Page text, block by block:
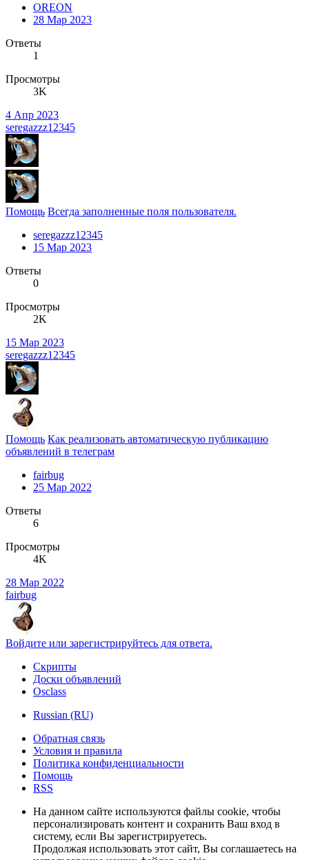
OREON
28 Мар 2023
Ответы
1
Просмотры
3K
4 Апр 2023
seregazzz12345
Помощь Всегда заполненные поля пользователя.
seregazzz12345
15 Мар 2023
Ответы
0
Просмотры
2K
15 Мар 2023
seregazzz12345
Помощь Как реализовать автоматическую публикацию
объявлений в телеграм
fairbug
25 Мар 2022
Ответы
6
Просмотры
4K
28 Мар 2022
fairbug
Войдите или зарегистрируйтесь для ответа.
Скрипты
Доски объявлений
Osclass
Russian (RU)
Обратная связь
Условия и правила
Политика конфиденциальности
Помощь
RSS
На данном сайте используются файлы cookie, чтобы
персонализировать контент и сохранить Ваш вход в
систему, если Вы зарегистрируетесь.
Продолжая использовать этот сайт, Вы соглашаетесь на